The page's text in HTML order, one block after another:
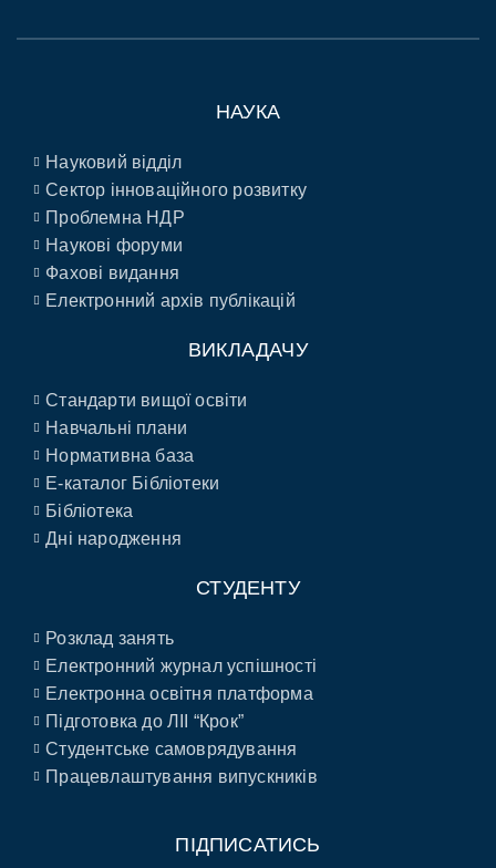
НАУКА
Науковий відділ
Сектор інноваційного розвитку
Проблемна НДР
Наукові форуми
Фахові видання
Електронний архів публікацій
ВИКЛАДАЧУ
Стандарти вищої освіти
Навчальні плани
Нормативна база
E-каталог Бібліотеки
Бібліотека
Дні народження
СТУДЕНТУ
Розклад занять
Електронний журнал успішності
Електронна освітня платформа
Підготовка до ЛІІ “Крок”
Студентське самоврядування
Працевлаштування випускників
ПІДПИСАТИСЬ